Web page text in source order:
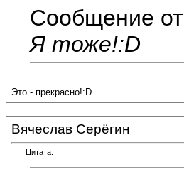
Сообщение от
Я тоже!:D
Это - прекрасно!:D
Вячеслав Серёгин
Цитата: